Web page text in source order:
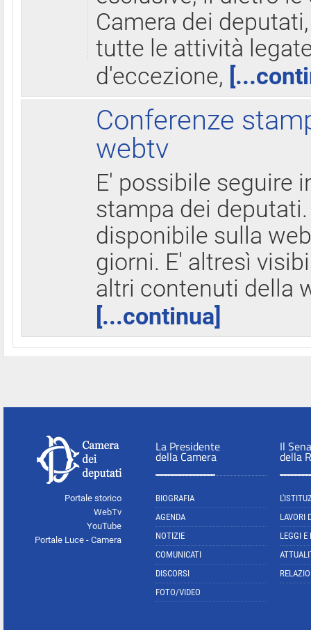
Camera dei
tutte le attività
d'eccezione,
Conferenze
webtv
E' possibile seguire
stampa dei
disponibile sulla
giorni. E' altresì
altri contenuti della
[...continua]
Portale storico
WebTv
YouTube
Portale Luce - Camera
La Presidente
della Camera
BIOGRAFIA
AGENDA
NOTIZIE
COMUNICATI
DISCORSI
FOTO/VIDEO
Il
della
LAVORI
LEGGI E